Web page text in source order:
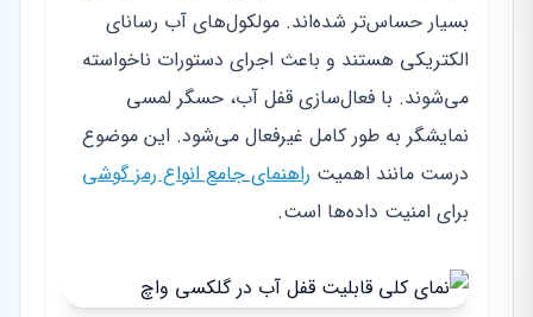
بسیار حساس‌تر شده‌اند. مولکول‌های آب رسانای
الکتریکی هستند و باعث اجرای دستورات ناخواسته
می‌شوند. با فعال‌سازی قفل آب، حسگر لمسی
نمایشگر به طور کامل غیرفعال می‌شود. این موضوع
درست مانند اهمیت راهنمای جامع انواع رمز گوشی
برای امنیت داده‌ها است.